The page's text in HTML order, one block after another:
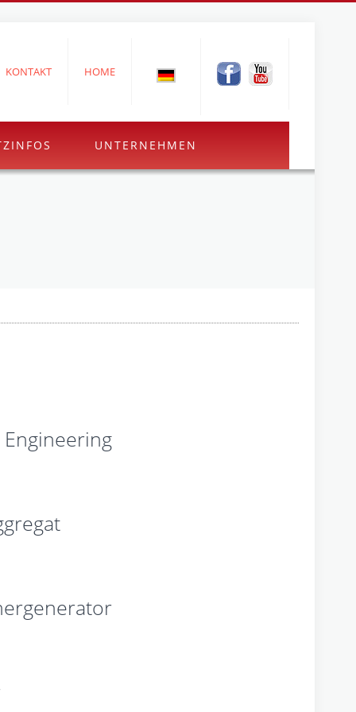
HOME
KONTAKT
UNTERNEHMEN